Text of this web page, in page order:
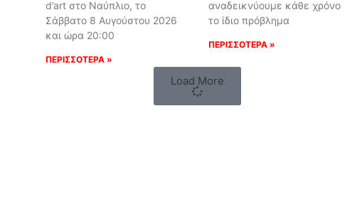
d’art στο Ναύπλιο, το
Σάββατο 8 Αυγούστου 2026
και ώρα 20:00
ΠΕΡΙΣΣΟΤΕΡΑ »
αναδεικνύουμε κάθε χρόνο
το ίδιο πρόβλημα
ΠΕΡΙΣΣΟΤΕΡΑ »
Load More